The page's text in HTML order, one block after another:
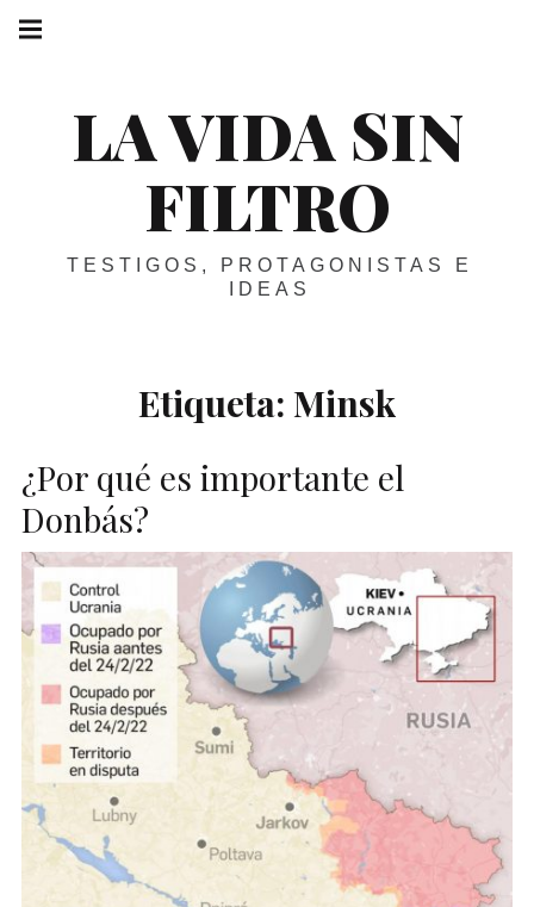
Skip
LA VIDA SIN
FILTRO
TESTIGOS, PROTAGONISTAS E
IDEAS
navigation
Etiqueta: Minsk
¿Por qué es importante el
Donbás?